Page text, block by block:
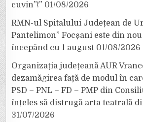
cuvin”!” 01/08/2026
RMN-ul Spitalului Județean de
Pantelimon” Focșani este din
începând cu 1 august 01/08/2026
Organizația județeană AUR
dezamăgirea față de modul în
PSD – PNL – FD – PMP din
înțeles să distrugă arta teatrală
31/07/2026